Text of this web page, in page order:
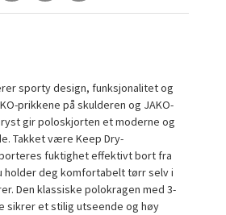
sporty design, funksjonalitet og
prikkene på skulderen og JAKO-
gir poloskjorten et moderne og
Takket være Keep Dry-
fuktighet effektivt bort fra
holder deg komfortabelt tørr selv i
Den klassiske polokragen med 3-
sikrer et stilig utseende og høy